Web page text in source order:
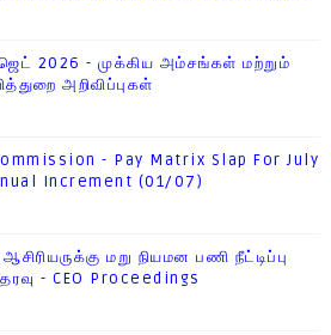
2026 - முக்கிய அம்சங்கள் மற்றும்
அறிவிப்புகள்
- Pay Matrix Slap For July
Increment (01/07)
மறு நியமன பணி நீட்டிப்பு
- CEO Proceedings